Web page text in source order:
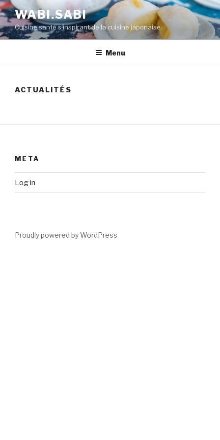
WABI.SABI
Cuisine santé s'inspirant de la cuisine japonaise.
Menu
ACTUALITÉS
META
Log in
Proudly powered by WordPress